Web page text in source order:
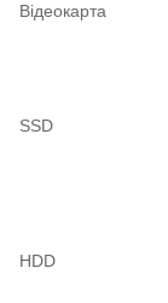
Відеокарта
SSD
HDD